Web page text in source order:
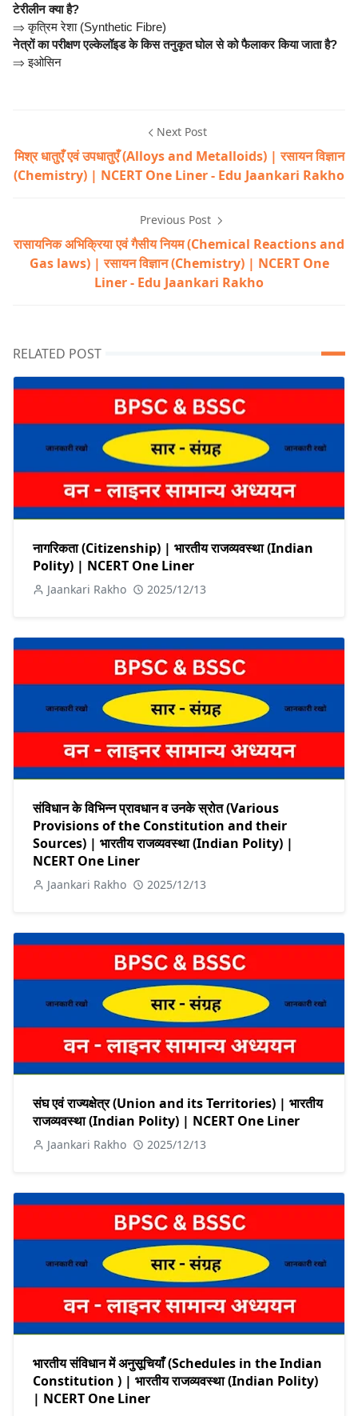
टेरीलीन क्या है?
⇒कृत्रिम रेशा (Synthetic Fibre)
नेत्रों का परीक्षण एल्केलॉइड के किस तनुकृत घोल से को फैलाकर किया जाता है?
⇒इओसिन
Next Post
मिश्र धातुएँ एवं उपधातुएँ (Alloys and Metalloids) | रसायन विज्ञान
(Chemistry) | NCERT One Liner - Edu Jaankari Rakho
Previous Post
रासायनिक अभिक्रिया एवं गैसीय नियम (Chemical Reactions and
Gas laws) | रसायन विज्ञान (Chemistry) | NCERT One
Liner - Edu Jaankari Rakho
RELATED POST
नागरिकता (Citizenship) | भारतीय राजव्यवस्था (Indian
Polity) | NCERT One Liner
Jaankari Rakho 2025/12/13
संविधान के विभिन्न प्रावधान व उनके स्रोत (Various
Provisions of the Constitution and their
Sources) | भारतीय राजव्यवस्था (Indian Polity) |
NCERT One Liner
Jaankari Rakho 2025/12/13
संघ एवं राज्यक्षेत्र (Union and its Territories) | भारतीय
राजव्यवस्था (Indian Polity) | NCERT One Liner
Jaankari Rakho 2025/12/13
भारतीय संविधान में अनुसूचियाँ (Schedules in the Indian
Constitution ) | भारतीय राजव्यवस्था (Indian Polity)
| NCERT One Liner